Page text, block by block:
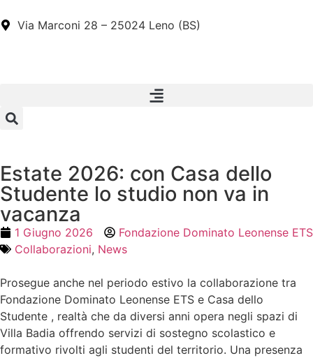
Via Marconi 28 – 25024 Leno (BS)
Estate 2026: con Casa dello
Studente lo studio non va in
vacanza
1 Giugno 2026
Fondazione Dominato Leonense ETS
Collaborazioni, News
Prosegue anche nel periodo estivo la collaborazione tra
Fondazione Dominato Leonense ETS e Casa dello
Studente , realtà che da diversi anni opera negli spazi di
Villa Badia offrendo servizi di sostegno scolastico e
formativo rivolti agli studenti del territorio. Una presenza